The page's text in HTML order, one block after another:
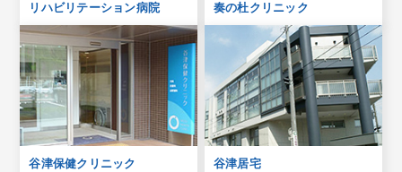
リハビリテーション病院
奏の杜クリニック
谷津保健クリニック
谷津居宅